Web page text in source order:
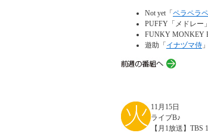
Not yet「 ペラペラ
PUFFY「メドレー」
FUNKY MONKEY
遊助「 イナヅマ侍 」
11月15日
ライブB♪
【月1放送】TBS